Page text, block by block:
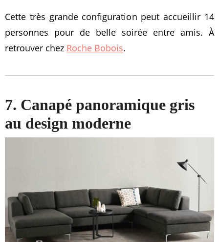
Cette très grande configuration peut accueillir 14
personnes pour de belle soirée entre amis. À
retrouver chez Roche Bobois.
7. Canapé panoramique gris
au design moderne